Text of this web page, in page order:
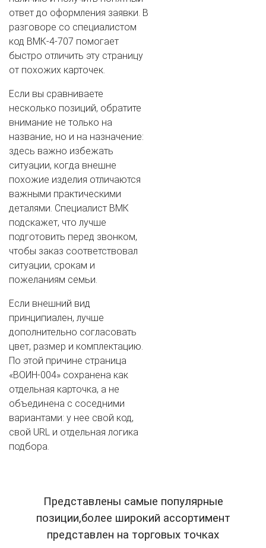
ответ до оформления заявки. В
разговоре со специалистом
код ВМК-4-707 помогает
быстро отличить эту страницу
от похожих карточек.
Если вы сравниваете
несколько позиций, обратите
внимание не только на
название, но и на назначение:
здесь важно избежать
ситуации, когда внешне
похожие изделия отличаются
важными практическими
деталями. Специалист ВМК
подскажет, что лучше
подготовить перед звонком,
чтобы заказ соответствовал
ситуации, срокам и
пожеланиям семьи.
Если внешний вид
принципиален, лучше
дополнительно согласовать
цвет, размер и комплектацию.
По этой причине страница
«ВОИН-004» сохранена как
отдельная карточка, а не
объединена с соседними
вариантами: у нее свой код,
свой URL и отдельная логика
подбора.
Представлены самые популярные
позиции,более широкий ассортимент
представлен на торговых точках